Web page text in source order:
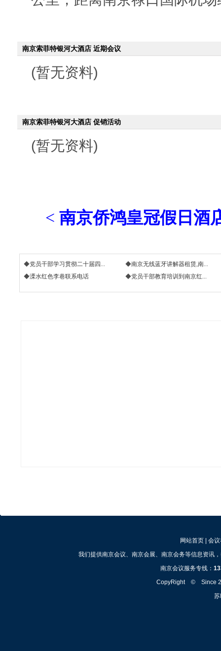
南京索菲特银河大酒店 近期会议
(暂无资料)
南京索菲特银河大酒店 促销活动
(暂无资料)
< 南京侨鸿皇冠假日酒
◆党员干部学习贯彻二十届四... ◆南京无线蓝牙讲解器租赁,南...
◆溧水红色李巷联系电话 ◆党员干部教育培训到南京红...
网站首页| 会
我们提供南京会议、南京会展、南京会务等信息资讯
南京会议服务专线：
CopyRight © Since